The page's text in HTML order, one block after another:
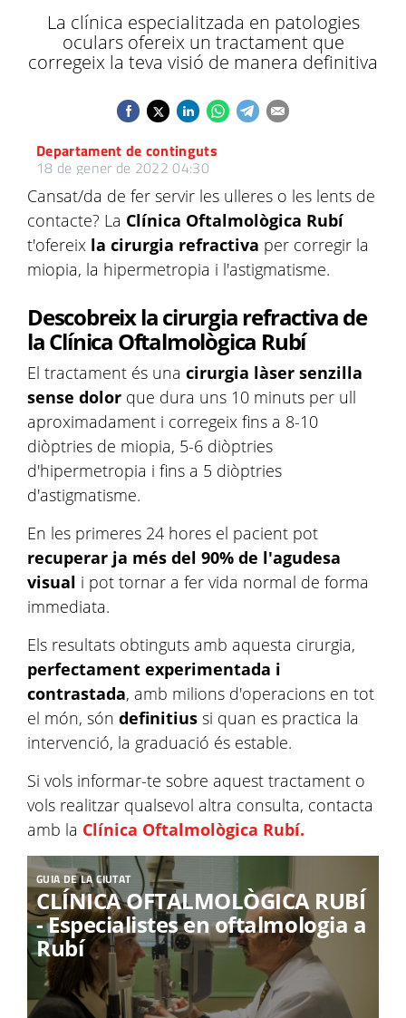
La clínica especialitzada en patologies
oculars ofereix un tractament que
corregeix la teva visió de manera definitiva
Departament de continguts
18 de gener de 2022 04:30
Cansat/da de fer servir les ulleres o les lents de
contacte? La Clínica Oftalmològica Rubí
t'ofereix la cirurgia refractiva per corregir la
miopia, la hipermetropia i l'astigmatisme.
Descobreix la cirurgia refractiva de
la Clínica Oftalmològica Rubí
El tractament és una cirurgia làser senzilla
sense dolor que dura uns 10 minuts per ull
aproximadament i corregeix fins a 8-10
diòptries de miopia, 5-6 diòptries
d'hipermetropia i fins a 5 diòptries
d'astigmatisme.
En les primeres 24 hores el pacient pot
recuperar ja més del 90% de l'agudesa
visual i pot tornar a fer vida normal de forma
immediata.
Els resultats obtinguts amb aquesta cirurgia,
perfectament experimentada i
contrastada, amb milions d'operacions en tot
el món, són definitius si quan es practica la
intervenció, la graduació és estable.
Si vols informar-te sobre aquest tractament o
vols realitzar qualsevol altra consulta, contacta
amb la Clínica Oftalmològica Rubí.
GUIA DE LA CIUTAT
CLÍNICA OFTALMOLÒGICA RUBÍ
- Especialistes en oftalmologia a
Rubí